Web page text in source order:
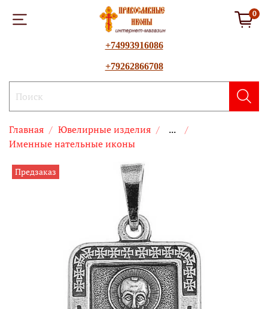
0
+74993916086
+79262866708
Главная Ювелирные изделия
...
Именные нательные иконы
Предзаказ